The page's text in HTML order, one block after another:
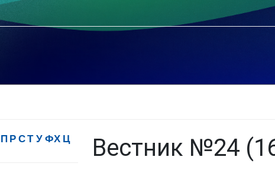
П РСТ УФХ Ц
Вестник №24